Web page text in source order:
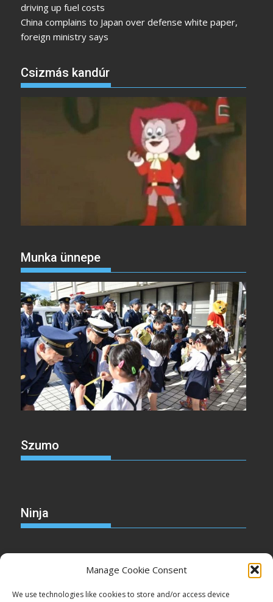
Manage Cookie Consent
We use technologies like cookies to store and/or access device
driving up fuel costs
China complains to Japan over defense white paper,
foreign ministry says
Csizmás kandúr
Munka ünnepe
Szumo
Ninja